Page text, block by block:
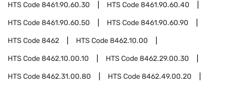
HTS Code8461.90.60.30 HTS Code8461.90.60.40
HTS Code8461.90.60.50 HTS Code8461.90.60.90
HTS Code8462 HTS Code8462.10.00
HTS Code8462.10.00.10 HTS Code8462.29.00.30
HTS Code8462.31.00.80 HTS Code8462.49.00.20